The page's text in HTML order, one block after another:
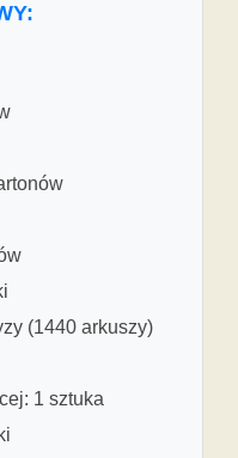
(1440 arkuszy)
1 sztuka